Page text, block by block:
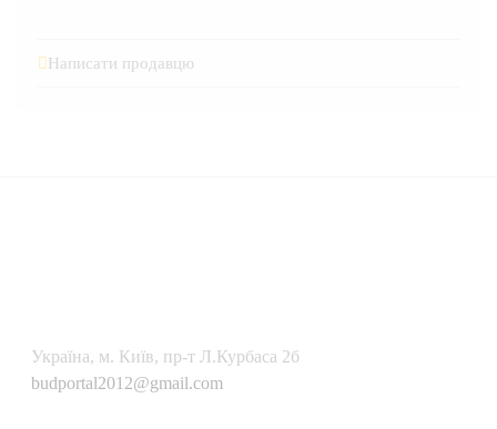
Написати продавцю
Українa, м. Київ, пр-т Л.Курбаса 2б
budportal2012@gmail.com